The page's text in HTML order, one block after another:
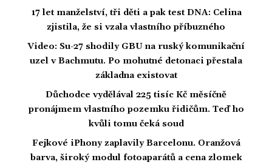
17 let manželství, tři děti a pak test DNA: Celina
zjistila, že si vzala vlastního příbuzného
Video: Su-27 shodily GBU na ruský komunikační
uzel v Bachmutu. Po mohutné detonaci přestala
základna existovat
Důchodce vydělával 225 tisíc Kč měsíčně
pronájmem vlastního pozemku řidičům. Teď ho
kvůli tomu čeká soud
Fejkové iPhony zaplavily Barcelonu. Oranžová
barva, široký modul fotoaparátů a cena zlomek